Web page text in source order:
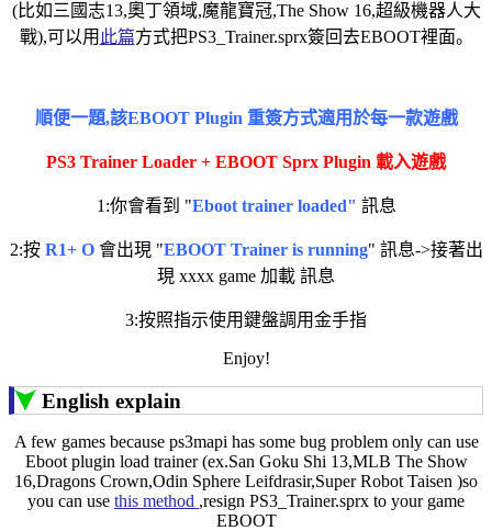
(比如三國志13,奧丁領域,魔龍寶冠,The Show 16,超級機器人大
戰),可以用 此篇方式把PS3_Trainer.sprx簽回去EBOOT裡面。
順便一題,該EBOOT Plugin 重簽方式適用於每一款遊戲
PS3 Trainer Loader + EBOOT Sprx Plugin 載入遊戲
1:你會看到 "Eboot trainer loaded" 訊息
2:按 R1+ O會出現 "EBOOT Trainer is running" 訊息->接著出
現 xxxx game 加載 訊息
3:按照指示使用鍵盤調用金手指
Enjoy!
English explain
A few games because ps3mapi has some bug problem only can use
Eboot plugin load trainer (ex.San Goku Shi 13,MLB The Show
16,Dragons Crown,Odin Sphere Leifdrasir,Super Robot Taisen )so
you can use this method ,resign PS3_Trainer.sprx to your game
EBOOT